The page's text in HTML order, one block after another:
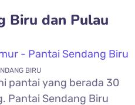
Biru dan Pulau
BIRU
pantai yang berada 30
Pantai Sendang Biru